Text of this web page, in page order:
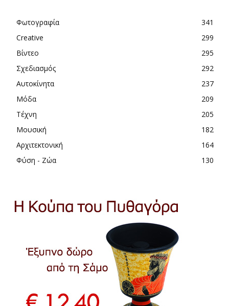
Φωτογραφία
341
Creative
299
Βίντεο
295
Σχεδιασμός
292
Αυτοκίνητα
237
Μόδα
209
Τέχνη
205
Μουσική
182
Αρχιτεκτονική
164
Φύση - Ζώα
130